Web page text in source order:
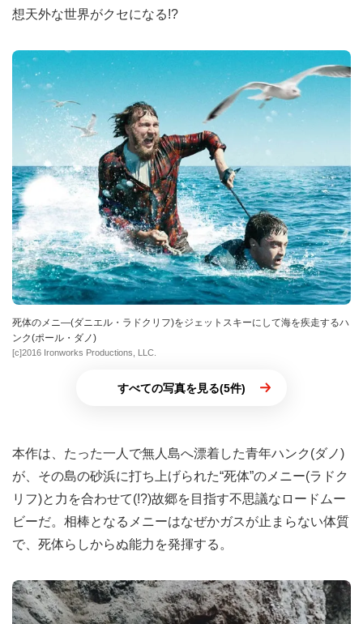
想天外な世界がクセになる!?
死体のメニ―(ダニエル・ラドクリフ)をジェットスキーにして海を疾走するハ
ンク(ポール・ダノ)
[c]2016 Ironworks Productions, LLC.
すべての写真を見る(5件)
本作は、たった一人で無人島へ漂着した青年ハンク(ダノ)
が、その島の砂浜に打ち上げられた“死体”のメニー(ラドク
リフ)と力を合わせて(!?)故郷を目指す不思議なロードムー
ビーだ。相棒となるメニーはなぜかガスが止まらない体質
で、死体らしからぬ能力を発揮する。